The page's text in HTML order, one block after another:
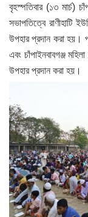
বৃহস্পতিবার (১৩ মার্চ)
সভাপতিত্বে রাণীহাটি
উপহার প্রদান করা হয়।
এবং চাঁপাইনবাবগঞ্জ
উপহার প্রদান করা হয়।